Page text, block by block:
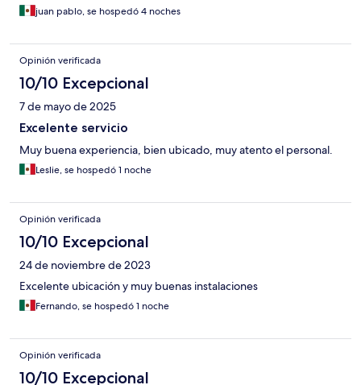
juan pablo, se hospedó 4 noches
Opinión verificada
10/10 Excepcional
7 de mayo de 2025
Excelente servicio
Muy buena experiencia, bien ubicado, muy atento el personal.
Leslie, se hospedó 1 noche
Opinión verificada
10/10 Excepcional
24 de noviembre de 2023
Excelente ubicación y muy buenas instalaciones
Fernando, se hospedó 1 noche
Opinión verificada
10/10 Excepcional